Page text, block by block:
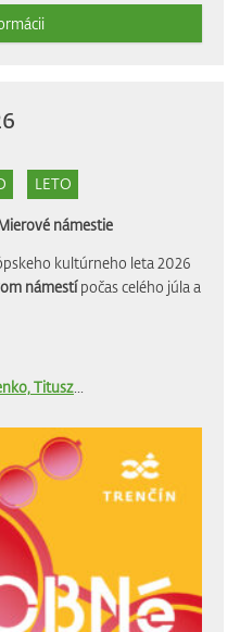
LETO
námestie
kultúrneho leta 2026
námestípočas celého júla a
Titusz